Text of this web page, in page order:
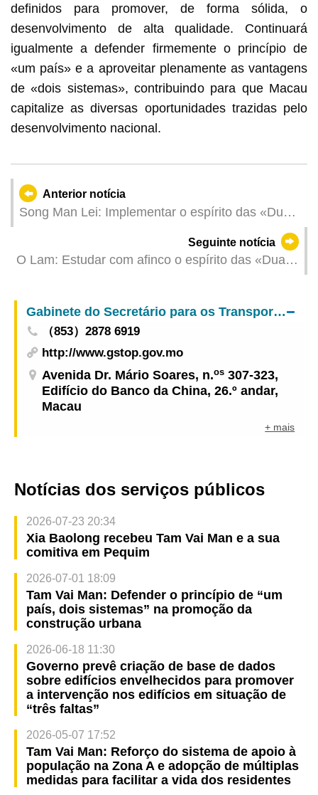
definidos para promover, de forma sólida, o
desenvolvimento de alta qualidade. Continuará
igualmente a defender firmemente o princípio de
«um país» e a aproveitar plenamente as vantagens
de «dois sistemas», contribuindo para que Macau
capitalize as diversas oportunidades trazidas pelo
desenvolvimento nacional.
Anterior notícia
Song Man Lei: Implementar o espírito das «Duas
colaborar na concretização da predominância do
poder executivo
Seguinte notícia
O Lam: Estudar com afinco o espírito das «Duas
aprofundada do trabalho
Gabinete do Secretário para os Transportes e Obras Públicas
（853）2878 6919
http://www.gstop.gov.mo
Avenida Dr. Mário Soares, n.os 307-323,
Edifício do Banco da China, 26.º andar,
Macau
+ mais
Notícias dos serviços públicos
2026-07-23 20:34
Xia Baolong recebeu Tam Vai Man e a sua
comitiva em Pequim
2026-07-01 18:09
Tam Vai Man: Defender o princípio de “um
país, dois sistemas” na promoção da
construção urbana
2026-06-18 11:30
Governo prevê criação de base de dados
sobre edifícios envelhecidos para promover
a intervenção nos edifícios em situação de
“três faltas”
2026-05-07 17:52
Tam Vai Man: Reforço do sistema de apoio à
população na Zona A e adopção de múltiplas
medidas para facilitar a vida dos residentes